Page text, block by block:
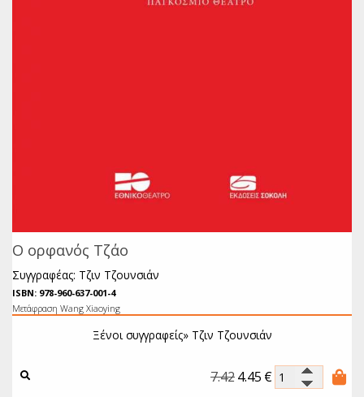
Ημερολόγια
Ο ορφανός Τζάο
Συγγραφέας: Τζιν Τζουνσιάν
ISBN: 978-960-637-001-4
Μετάφραση Wang Xiaoying
Ξένοι συγγραφείς»Τζιν Τζουνσιάν
7.424.45 €